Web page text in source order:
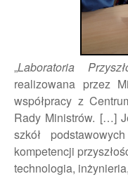
„Laboratoria
realizowana przez
współpracy z
Rady Ministrów. […]
szkół
kompetencji
technologia,